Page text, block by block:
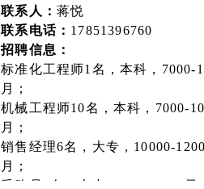
联系人： 蒋悦
联系电话： 17851396760
招聘信息：
标准化工程师1名，本科，7000-
月；
机械工程师10名，本科，7000-
月；
销售经理6名，大专，10000-
月；
采购员2名，大专，3000-5000元/